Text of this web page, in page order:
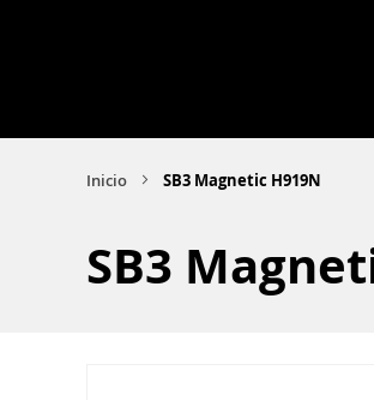
Inicio SB3 Magnetic H919N
SB3